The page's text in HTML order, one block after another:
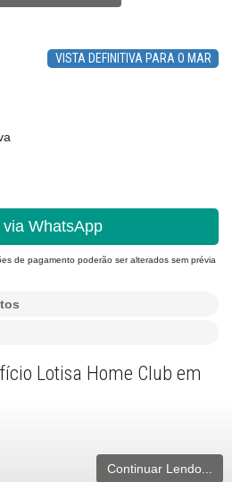
VISTA DEFINITIVA PARA O MAR
WhatsApp
de pagamento poderão ser alterados sem prévia
Lotisa Home Club em
Continuar Lendo...